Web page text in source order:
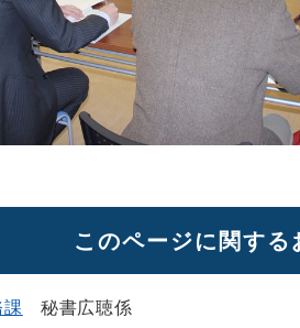
このページに関する
秘書広聴係